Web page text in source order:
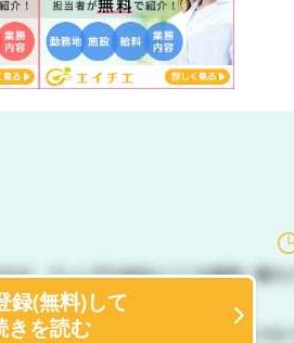
録(無料)して
きを読む